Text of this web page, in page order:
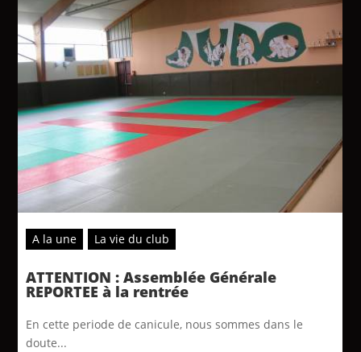
A la une La vie du club
ATTENTION : Assemblée Générale
REPORTEE à la rentrée
En cette periode de canicule, nous sommes dans le
doute...